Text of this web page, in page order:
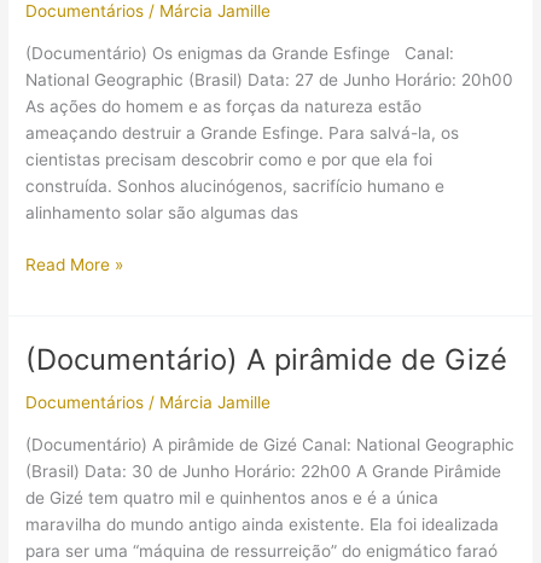
Documentários / Márcia Jamille
(Documentário) Os enigmas da Grande Esfinge Canal:
National Geographic (Brasil) Data: 27 de Junho Horário: 20h00
As ações do homem e as forças da natureza estão
ameaçando destruir a Grande Esfinge. Para salvá-la, os
cientistas precisam descobrir como e por que ela foi
construída. Sonhos alucinógenos, sacrifício humano e
alinhamento solar são algumas das
(Documentário)
da
Esfinge
Read More »
(Documentário) A pirâmide de Gizé
Documentários / Márcia Jamille
(Documentário) A pirâmide de Gizé Canal: National Geographic
(Brasil) Data: 30 de Junho Horário: 22h00 A Grande Pirâmide
de Gizé tem quatro mil e quinhentos anos e é a única
maravilha do mundo antigo ainda existente. Ela foi idealizada
para ser uma “máquina de ressurreição” do enigmático faraó